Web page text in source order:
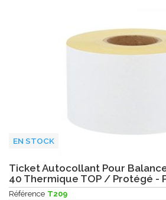
EN STOCK
Ticket Autocollant Pour
40 Thermique TOP / Protégé -
Référence T209